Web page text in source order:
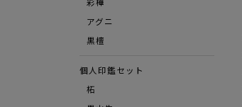
アグニ
黒檀
個人印鑑セット
柘